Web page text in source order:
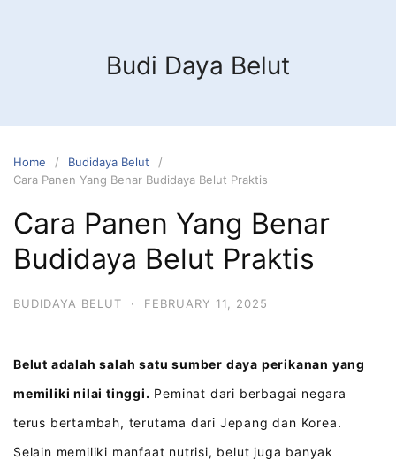
Budi Daya Belut
Home
Budidaya Belut
Cara Panen Yang Benar Budidaya Belut Praktis
Cara Panen Yang Benar
Budidaya Belut Praktis
BUDIDAYA BELUT · FEBRUARY 11, 2025
Belut adalah salah satu sumber daya perikanan yang
memiliki nilai tinggi. Peminat dari berbagai negara
terus bertambah, terutama dari Jepang dan Korea.
Selain memiliki manfaat nutrisi, belut juga banyak